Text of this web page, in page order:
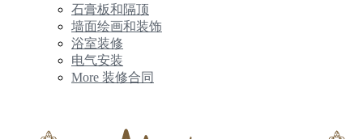
石膏板和隔顶
墙面绘画和装饰
浴室装修
电气安装
More 装修合同